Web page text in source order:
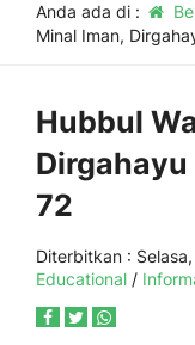
Anda ada di :
Minal Iman,
Hubbul
Dirgahayu
72
Diterbitkan :
Educational /